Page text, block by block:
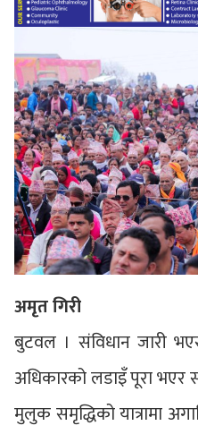
अमृत गिरी
बुटवल । संविधान जारी
अधिकारको लडाइँ पूरा भएर
मुलुक समृद्धिको यात्रामा